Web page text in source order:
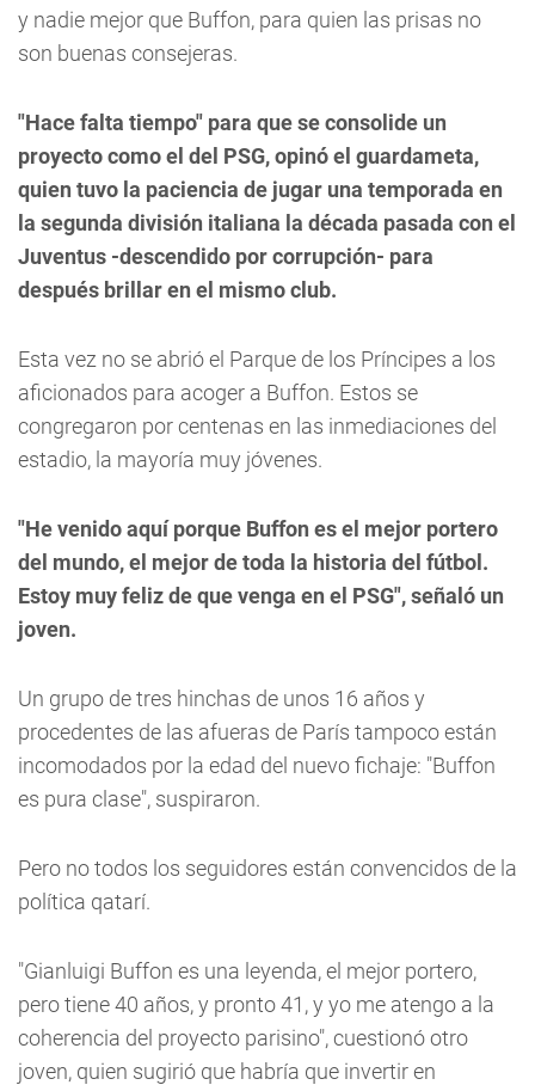
y nadie mejor que Buffon, para quien las prisas no
son buenas consejeras.
"Hace falta tiempo" para que se consolide un
proyecto como el del PSG, opinó el guardameta,
quien tuvo la paciencia de jugar una temporada en
la segunda división italiana la década pasada con el
Juventus -descendido por corrupción- para
después brillar en el mismo club.
Esta vez no se abrió el Parque de los Príncipes a los
aficionados para acoger a Buffon. Estos se
congregaron por centenas en las inmediaciones del
estadio, la mayoría muy jóvenes.
"He venido aquí porque Buffon es el mejor portero
del mundo, el mejor de toda la historia del fútbol.
Estoy muy feliz de que venga en el PSG", señaló un
joven.
Un grupo de tres hinchas de unos 16 años y
procedentes de las afueras de París tampoco están
incomodados por la edad del nuevo fichaje: "Buffon
es pura clase", suspiraron.
Pero no todos los seguidores están convencidos de la
política qatarí.
"Gianluigi Buffon es una leyenda, el mejor portero,
pero tiene 40 años, y pronto 41, y yo me atengo a la
coherencia del proyecto parisino", cuestionó otro
joven, quien sugirió que habría que invertir en